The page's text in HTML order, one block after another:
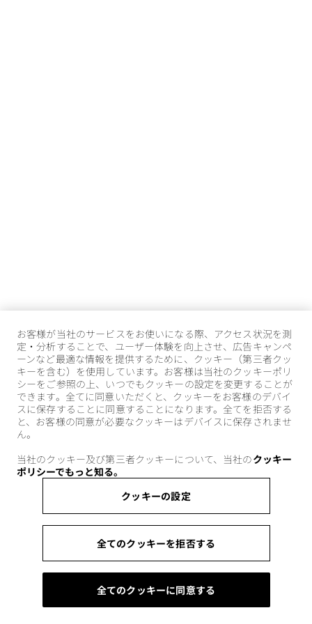
お客様が当社のサービスをお使いになる際、アクセス状況を測
定・分析することで、ユーザー体験を向上させ、広告キャンペ
ーンなど最適な情報を提供するために、クッキー（第三者クッ
キーを含む）を使用しています。お客様は当社のクッキーポリ
シーをご参照の上、いつでもクッキーの設定を変更することが
できます。全てに同意いただくと、クッキーをお客様のデバイ
スに保存することに同意することになります。全てを拒否する
と、お客様の同意が必要なクッキーはデバイスに保存されませ
ん。
当社のクッキー及び第三者クッキーについて、当社のクッキー
ポリシーでもっと知る。
クッキーの設定
全てのクッキーを拒否する
全てのクッキーに同意する